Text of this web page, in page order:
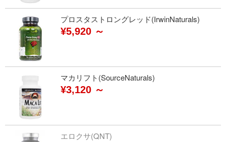
プロスタストロングレッド(IrwinNaturals)
¥5,920 ～
マカリフト(SourceNaturals)
¥3,120 ～
エロクサ(QNT)